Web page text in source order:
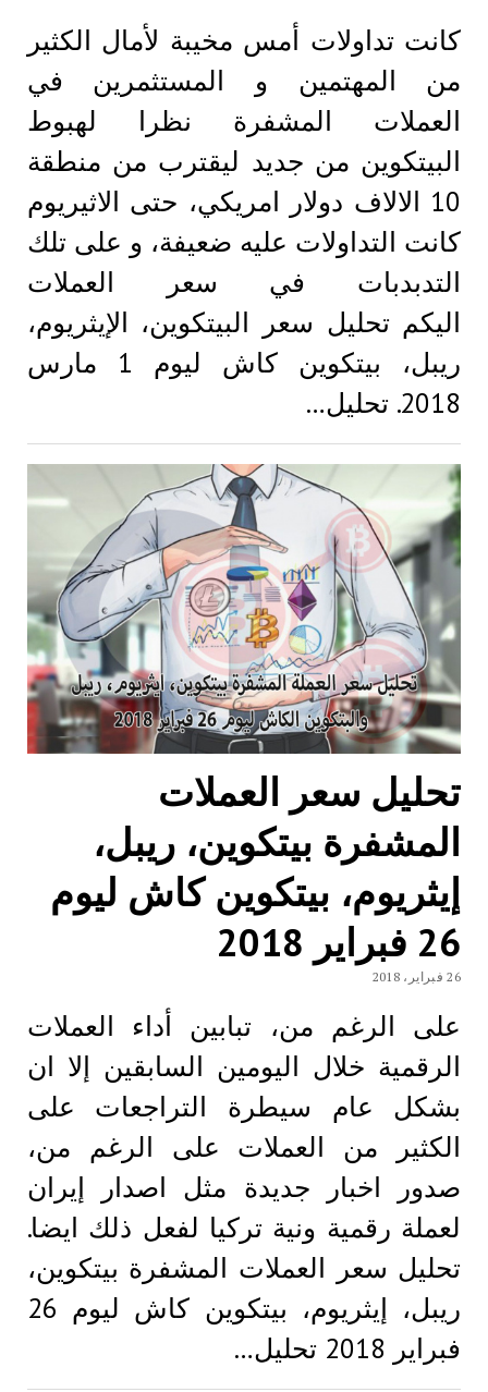
كانت تداولات أمس مخيبة لأمال الكثير
من المهتمين و المستثمرين في
العملات المشفرة نظرا لهبوط
البيتكوين من جديد ليقترب من منطقة
10 الالاف دولار امريكي، حتى الاثيريوم
كانت التداولات عليه ضعيفة، و على تلك
التدبدبات في سعر العملات
اليكم تحليل سعر البيتكوين، الإيثريوم،
ريبل، بيتكوين كاش ليوم 1 مارس
2018. تحليل…
تحليل سعر العملات
المشفرة بيتكوين، ريبل،
إيثريوم، بيتكوين كاش ليوم
26 فبراير 2018
26 فبراير، 2018
على الرغم من، تبابين أداء العملات
الرقمية خلال اليومين السابقين إلا ان
بشكل عام سيطرة التراجعات على
الكثير من العملات على الرغم من،
صدور اخبار جديدة مثل اصدار إيران
لعملة رقمية ونية تركيا لفعل ذلك ايضا.
تحليل سعر العملات المشفرة بيتكوين،
ريبل، إيثريوم، بيتكوين كاش ليوم 26
فبراير 2018 تحليل…